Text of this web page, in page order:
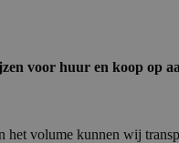
voor huur en koop op
het volume kunnen wij